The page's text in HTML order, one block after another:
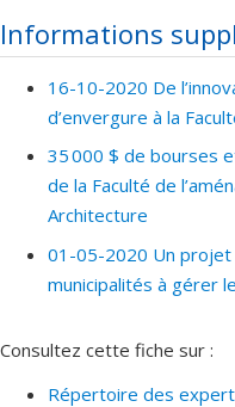
Informations
16-10-2020 De
d’envergure à la
35 000 $ de bourses
de la Faculté de
Architecture
01-05-2020 Un projet
municipalités à gérer
Consultez cette fiche sur :
Répertoire des